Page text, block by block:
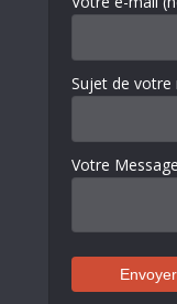
Sujet de votre
Votre Message